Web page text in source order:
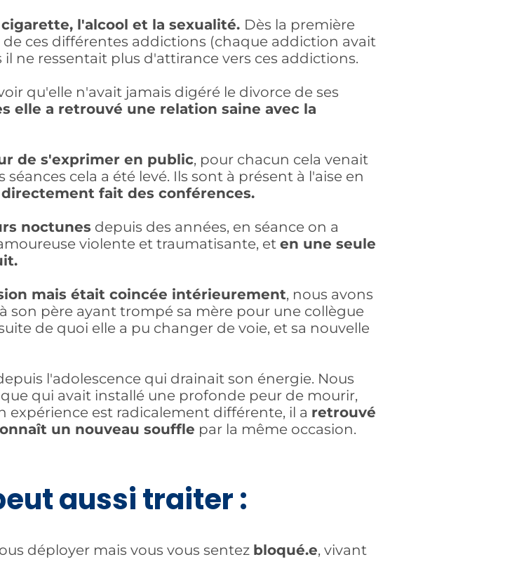
l'alcool et la sexualité. Dès la première
de ces différentes addictions (chaque addiction avait
ne ressentait plus d'attirance vers ces addictions.
qu'elle n'avait jamais digéré le divorce de ses
elle a retrouvé une relation saine avec la
de s'exprimer en public, pour chacun cela venait
cela a été levé. Ils sont à présent à l'aise en
fait des conférences.
noctunes depuis des années, en séance on a
violente et traumatisante, et en une seule
mais était coincée intérieurement, nous avons
son père ayant trompé sa mère pour une collègue
de quoi elle a pu changer de voie, et sa nouvelle
l'adolescence qui drainait son énergie. Nous
qui avait installé une profonde peur de mourir,
expérience est radicalement différente, il a retrouvé
un nouveau souffle par la même occasion.
aussi traiter :
déployer mais vous vous sentez bloqué.e, vivant